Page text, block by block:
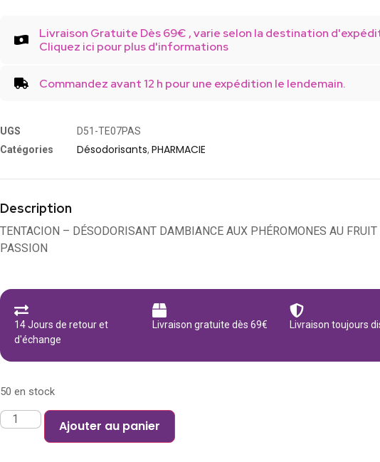
Livraison Gratuite Dès 69€ , varie selon la destination
Cliquez ici pour plus d'informations
Commandez avant 12 h pour une expédition le lendemain.
UGS
D51-TE07PAS
Catégories
Désodorisants, PHARMACIE
Description
TENTACION – DÉSODORISANT DAMBIANCE AUX PHÉROMONES AU
PASSION
14 Jours de retour et
d'échange
Livraison gratuite dès 69€ Livraison toujours
50 en stock
Ajouter au panier